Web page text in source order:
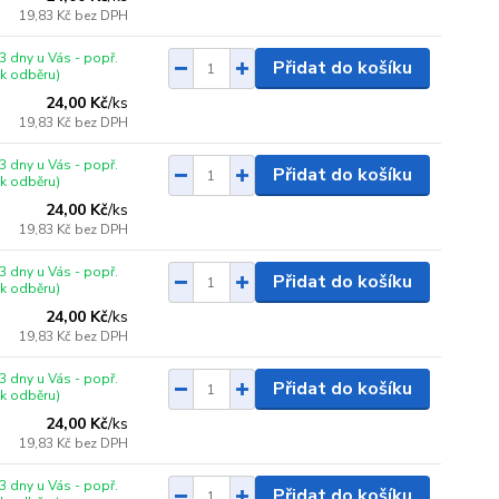
19,83 Kč bez DPH
24,00 Kč/ks
19,83 Kč bez DPH
dny u Vás - popř.
odběru)
Přidat do košíku
24,00 Kč/ks
19,83 Kč bez DPH
dny u Vás - popř.
odběru)
Přidat do košíku
24,00 Kč/ks
19,83 Kč bez DPH
dny u Vás - popř.
odběru)
Přidat do košíku
24,00 Kč/ks
19,83 Kč bez DPH
dny u Vás - popř.
odběru)
Přidat do košíku
dny u Vás - popř.